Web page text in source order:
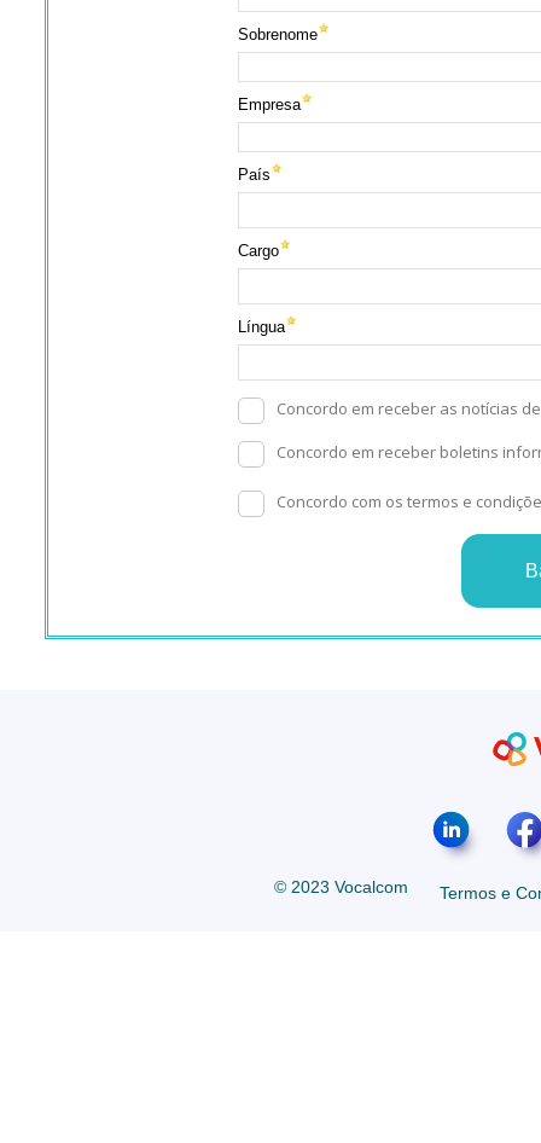
Sobrenome
Empresa
País
Cargo
Língua
Concordo em receber as notícias
Concordo em receber boletins
Concordo com os termos e
© 2023 Vocalcom Termos e